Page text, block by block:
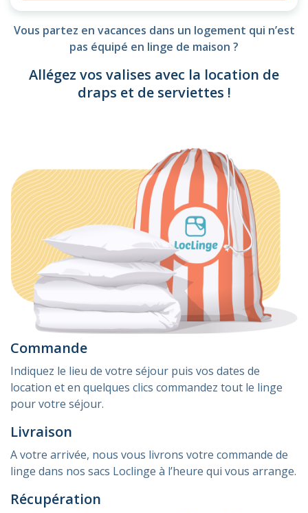
Vous partez en vacances dans un logement qui n’est
pas équipé en linge de maison ?
Allégez vos valises avec la location de
draps et de serviettes !
Commande
Indiquez le lieu de votre séjour puis vos dates de
location et en quelques clics commandez tout le linge
pour votre séjour.
Livraison
A votre arrivée, nous vous livrons votre commande de
linge dans nos sacs Loclinge à l’heure qui vous arrange.
Récupération